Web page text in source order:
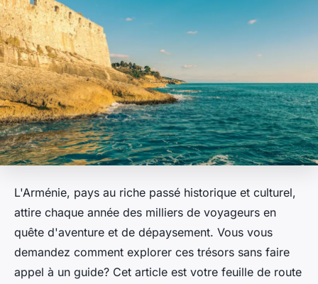
L'Arménie, pays au riche passé historique et culturel,
attire chaque année des milliers de voyageurs en
quête d'aventure et de dépaysement. Vous vous
demandez comment explorer ces trésors sans faire
appel à un guide? Cet article est votre feuille de route